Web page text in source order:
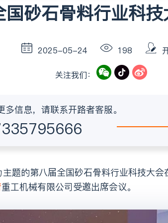
国砂石骨料行业科
2025-05-24 198
关注我们：
多信息，请联系开路者客服。
重工机械有限公司受邀出席会议。